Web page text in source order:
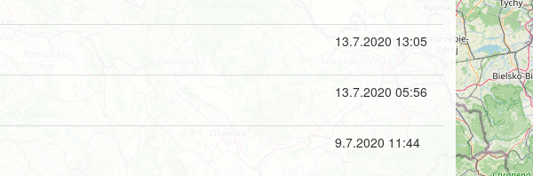
13.7.2020 13:05
13.7.2020 05:56
9.7.2020 11:44